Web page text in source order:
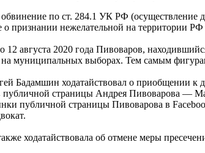
по ст. 284.1 УК РФ (осуществление
о признании нежелательной на территории
12 августа 2020 года Пивоваров,
муниципальных выборах. Тем самым
Бадамшин ходатайствовал о приобщении к
публичной страницы Андрея Пивоварова —
публичной страницы Пивоварова в
ходатайствовала об отмене меры